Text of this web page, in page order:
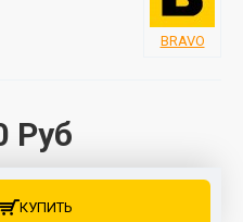
Руб
BRAVO
КУПИТЬ